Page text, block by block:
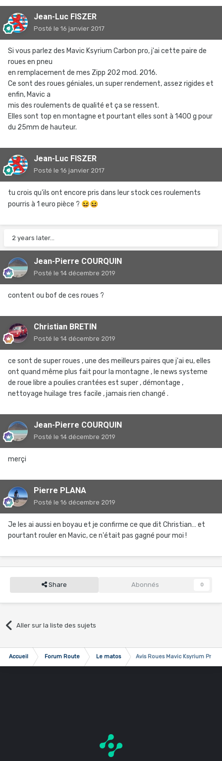
Jean-Luc FISZER
Posté le 16 janvier 2017
Si vous parlez des Mavic Ksyrium Carbon pro, j'ai cette paire de
roues en pneu
en remplacement de mes Zipp 202 mod. 2016.
Ce sont des roues géniales, un super rendement, assez rigides et
enfin, Mavic a
mis des roulements de qualité et ça se ressent.
Elles sont top en montagne et pourtant elles sont à 1400 g pour
du 25mm de hauteur.
Jean-Luc FISZER
Posté le 16 janvier 2017
tu crois qu'ils ont encore pris dans leur stock ces roulements
pourris à 1 euro pièce ? 😆😆
2 years later...
Jean-Pierre COURQUIN
Posté le 14 décembre 2019
content ou bof de ces roues ?
Christian BRETIN
Posté le 14 décembre 2019
ce sont de super roues , une des meilleurs paires que j'ai eu, elles
ont quand même plus fait pour la montagne , le news systeme
de roue libre a poulies crantées est super , démontage ,
nettoyage huilage tres facile , jamais rien changé .
Jean-Pierre COURQUIN
Posté le 14 décembre 2019
merçi
Pierre PLANA
Posté le 16 décembre 2019
Je les ai aussi en boyau et je confirme ce que dit Christian… et
pourtant rouler en Mavic, ce n'était pas gagné pour moi !
Share Abonnés 0
Aller sur la liste des sujets
Accueil Forum Route Le matos Avis Roues Mavic Ksyrium Pro